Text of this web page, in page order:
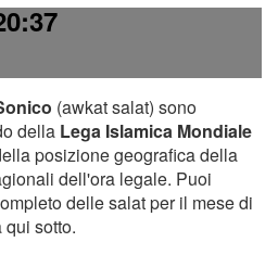
(awkat salat) sono
della Lega Islamica Mondiale
posizione geografica della
dell'ora legale. Puoi
delle salat per il mese di
sotto.